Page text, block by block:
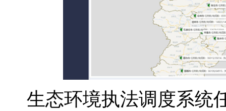
生态环境执法调度系统